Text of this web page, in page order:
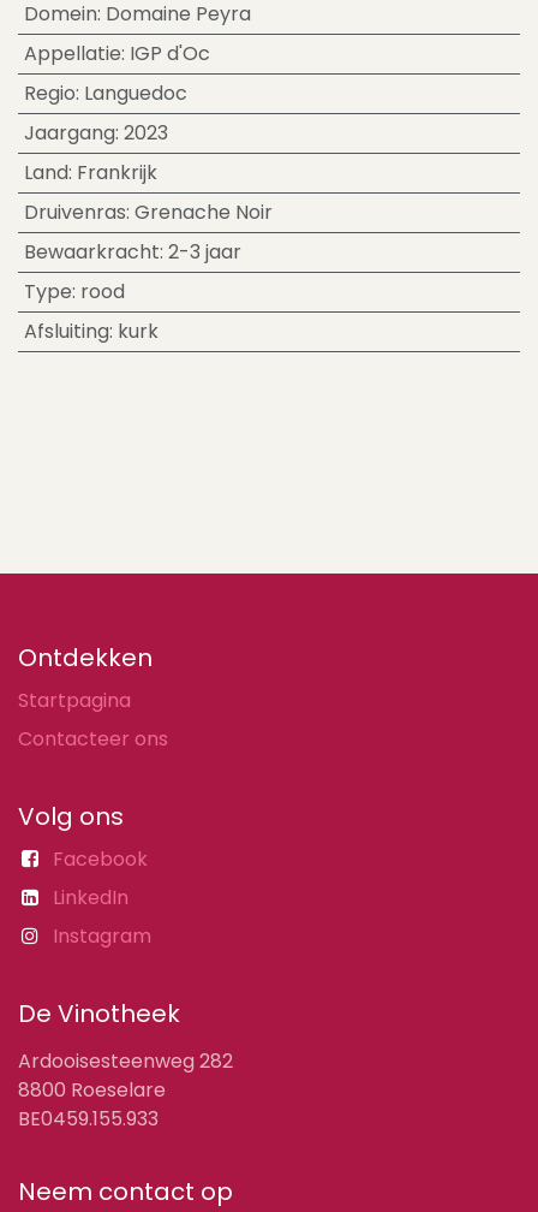
Domein: Domaine Peyra
Appellatie: IGP d'Oc
Regio: Languedoc
Jaargang: 2023
Land: Frankrijk
Druivenras: Grenache Noir
Bewaarkracht: 2-3 jaar
Type: rood
Afsluiting: kurk
Ontdekken
Startpagina
Contacteer ons
Volg ons
Facebook
LinkedIn
Instagram
De Vinotheek
Ardooisesteenweg 282
8800 Roeselare
BE0459.155.933
Neem contact op